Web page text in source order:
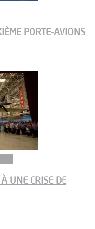
PORTE-AVIONS
UNE CRISE DE